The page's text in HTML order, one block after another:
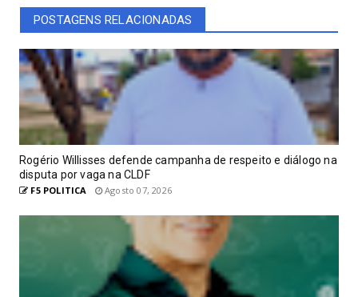
POSTAGENS RELACIONADAS
Rogério Willisses defende campanha de respeito e diálogo na
disputa por vaga na CLDF
F5 POLITICA Agosto 07, 2026